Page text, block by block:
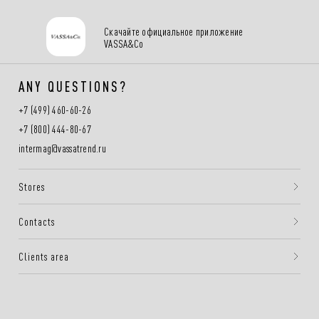
Скачайте официальное приложение
VASSA&Co
ANY QUESTIONS?
+7 (499) 460-60-26
+7 (800) 444-80-67
intermag@vassatrend.ru
Stores
Contacts
Clients area